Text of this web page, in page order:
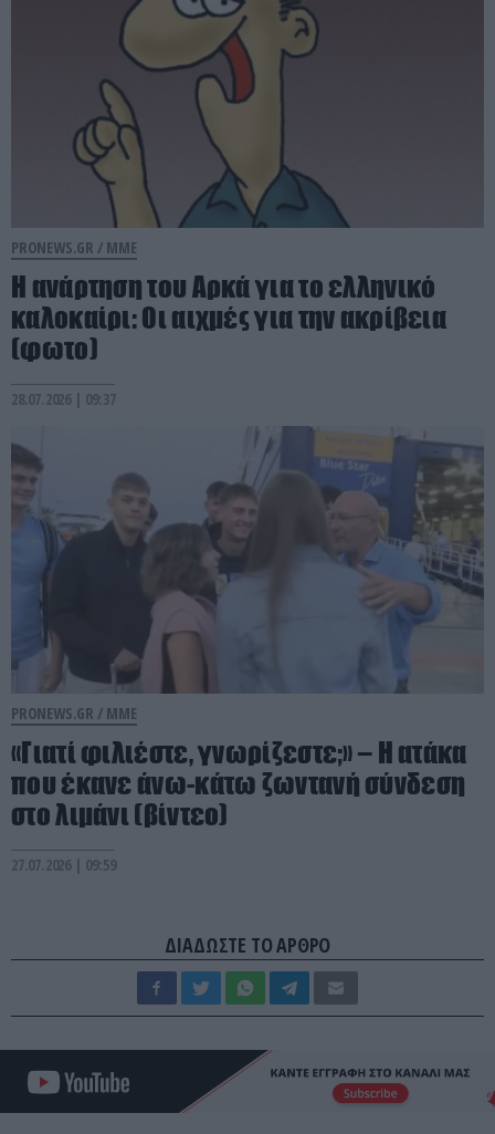
PRONEWS.GR / ΜΜΕ
Η ανάρτηση του Αρκά για το ελληνικό
καλοκαίρι: Οι αιχμές για την ακρίβεια
(φωτο)
28.07.2026 | 09:37
PRONEWS.GR / ΜΜΕ
«Γιατί φιλιέστε, γνωρίζεστε;» – Η ατάκα
που έκανε άνω-κάτω ζωντανή σύνδεση
στο λιμάνι (βίντεο)
27.07.2026 | 09:59
ΔΙΑΔΩΣΤΕ ΤΟ ΑΡΘΡΟ